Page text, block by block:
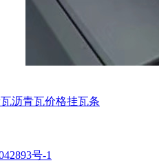
沥青瓦价格挂瓦条
号-1